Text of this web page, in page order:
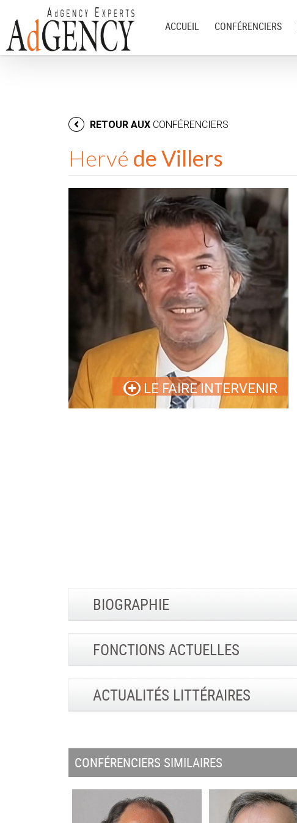
ACCUEIL CONFÉRENCIERS
RETOUR AUX CONFÉRENCIERS
Hervé de Villers
LE FAIRE INTERVENIR
BIOGRAPHIE
FONCTIONS ACTUELLES
ACTUALITÉS LITTÉRAIRES
CONFÉRENCIERS SIMILAIRES